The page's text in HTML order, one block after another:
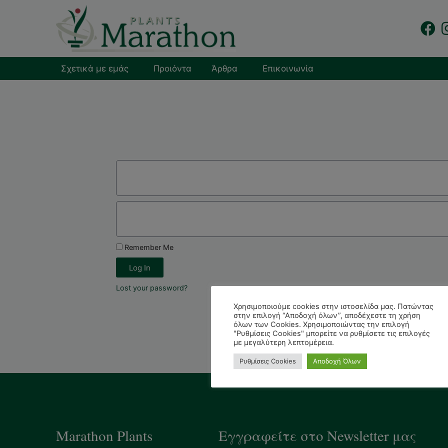
Σχετικά με εμάς Προιόντα Άρθρα Επικοινωνία
Remember Me
Log In
Lost your password?
Marathon Plants Εγγραφείτε στο Newsletter μας
Χρησιμοποιούμε cookies στην ιστοσελίδα μας. Πατώντας
στην επιλογή “Αποδοχή όλων”, αποδέχεστε τη χρήση
όλων των Cookies. Χρησιμοποιώντας την επιλογή
"Ρυθμίσεις Cookies" μπορείτε να ρυθμίσετε τις επιλογές
με μεγαλύτερη λεπτομέρεια.
Ρυθμίσεις Cookies Αποδοχή Όλων